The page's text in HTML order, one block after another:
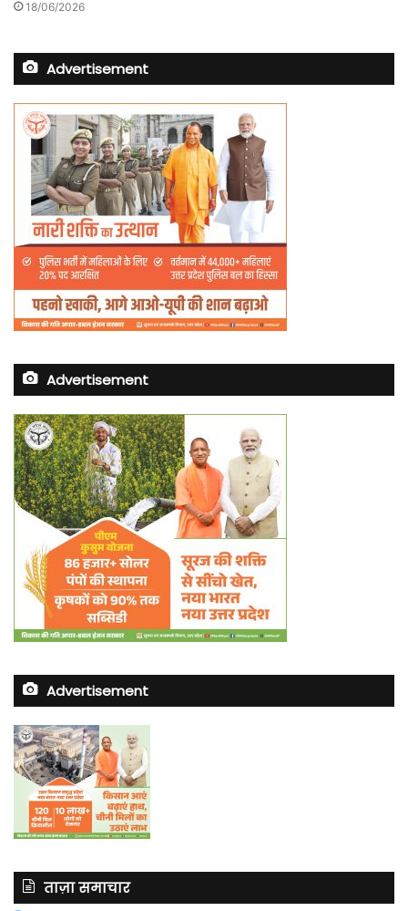
18/06/2026
Advertisement
Advertisement
Advertisement
ताज़ा समाचार